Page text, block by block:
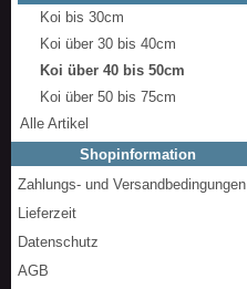
Koi bis 30cm
Koi über 30 bis 40cm
Koi über 40 bis 50cm
Koi über 50 bis 75cm
Alle Artikel
Shopinformation
Zahlungs- und Versandbedingungen
Lieferzeit
Datenschutz
AGB